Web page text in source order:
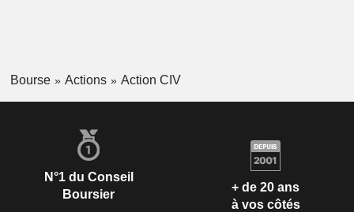
Bourse Actions Action CIV
N°1 du Conseil
Boursier
+ de 20 ans
à vos côtés